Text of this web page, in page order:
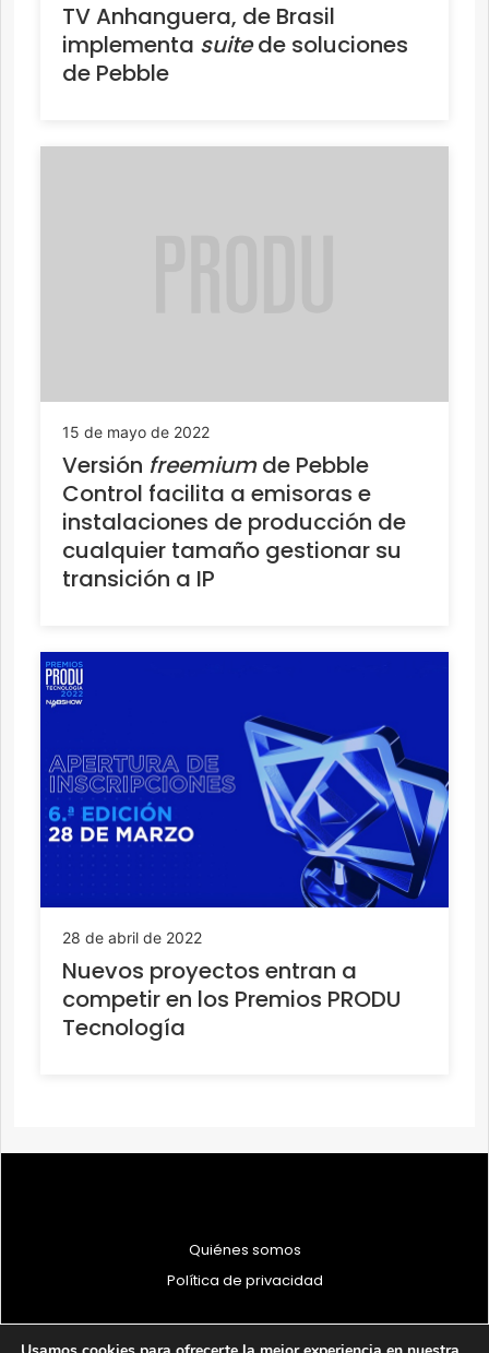
TV Anhanguera, de Brasil
implementa suitede soluciones
de Pebble
15 de mayo de 2022
Versión freemiumde Pebble
Control facilita a emisoras e
instalaciones de producción de
cualquier tamaño gestionar su
transición a IP
28 de abril de 2022
Nuevos proyectos entran a
competir en los Premios PRODU
Tecnología
Quiénes somos
Política de privacidad